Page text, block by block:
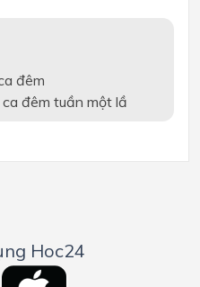
đêm
đêm tuần một lầ
Hoc24